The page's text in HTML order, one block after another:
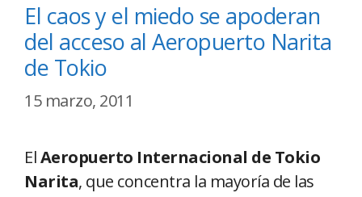
El caos y el miedo se apoderan
del acceso al Aeropuerto Narita
de Tokio
15 marzo, 2011
ElAeropuerto Internacional de Tokio
Narita, que concentra la mayoría de las